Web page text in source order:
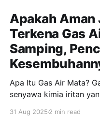
Apakah Aman
Terkena Gas
Samping,
Apa Itu Gas Air Mata? Gas air mata (tear gas) adalah
senyawa kimia iritan
paling umum adalah CS
31 Aug 2025 2 min read